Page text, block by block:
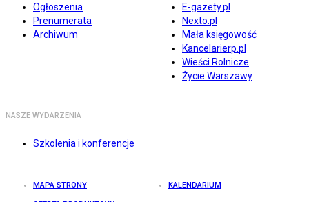
Ogłoszenia
Prenumerata
Archiwum
E-gazety.pl
Nexto.pl
Mała księgowość
Kancelarierp.pl
Wieści Rolnicze
Życie Warszawy
NASZE WYDARZENIA
Szkolenia i konferencje
MAPA STRONY KALENDARIUM